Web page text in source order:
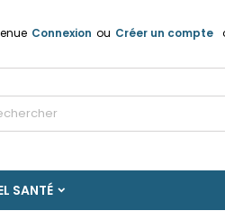
Connexion ou Créer un compte
SANTÉ